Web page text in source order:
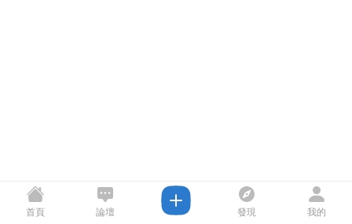
首頁 論壇 發現 我的